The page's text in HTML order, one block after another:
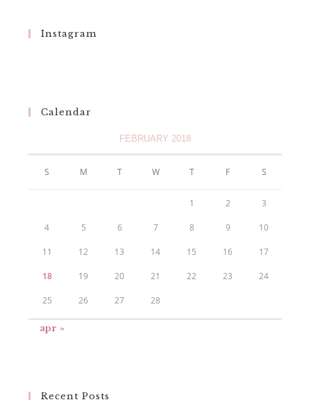
Instagram
Calendar
FEBRUARY 2018
S M T W T F S
1 2 3
4 5 6 7 8 9 10
11 12 13 14 15 16 17
18 19 20 21 22 23 24
25 26 27 28
apr »
Recent Posts